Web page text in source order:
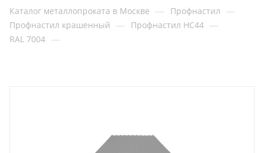
Каталог металлопроката в Москве — Профнастил —
Профнастил крашенный — Профнастил НС44 —
RAL 7004 —